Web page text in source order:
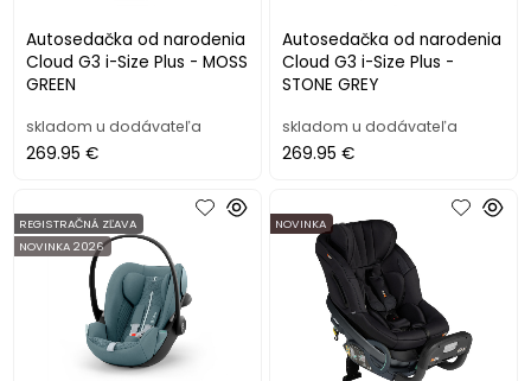
Autosedačka od narodenia
Cloud G3 i-Size Plus - MOSS
GREEN
skladom u dodávateľa
269.95 €
Autosedačka od narodenia
Cloud G3 i-Size Plus -
STONE GREY
skladom u dodávateľa
269.95 €
REGISTRAČNÁ ZĽAVA
NOVINKA 2026
NOVINKA